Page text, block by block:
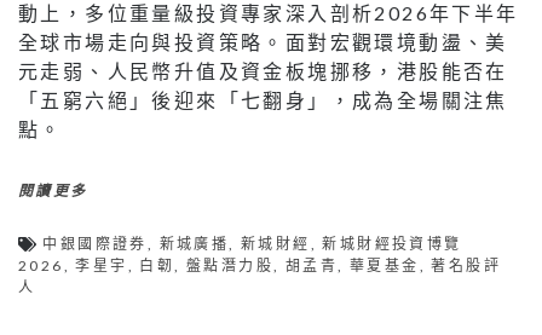
動上，多位重量級投資專家深入剖析2026年下半年
全球市場走向與投資策略。面對宏觀環境動盪、美
元走弱、人民幣升值及資金板塊挪移，港股能否在
「五窮六絕」後迎來「七翻身」，成為全場關注焦
點。
閱讀更多
中銀國際證券 , 新城廣播,新城財經 ,新城財經投資博覽
2026 ,李星宇 , 白韌,盤點潛力股, 胡孟青, 華夏基金 ,著名股評
人